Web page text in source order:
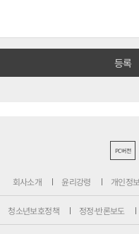
PC버전
회사소개 윤리강령 개인정
청소년보호정책 정정·반론보도